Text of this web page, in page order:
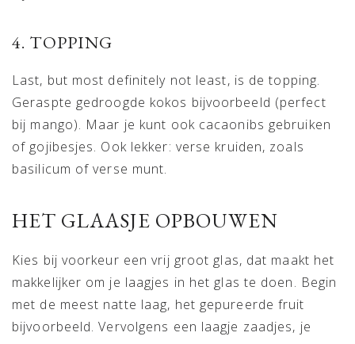
4. TOPPING
Last, but most definitely not least, is de topping.
Geraspte gedroogde kokos bijvoorbeeld (perfect
bij mango). Maar je kunt ook cacaonibs gebruiken
of gojibesjes. Ook lekker: verse kruiden, zoals
basilicum of verse munt.
HET GLAASJE OPBOUWEN
Kies bij voorkeur een vrij groot glas, dat maakt het
makkelijker om je laagjes in het glas te doen. Begin
met de meest natte laag, het gepureerde fruit
bijvoorbeeld. Vervolgens een laagje zaadjes, je